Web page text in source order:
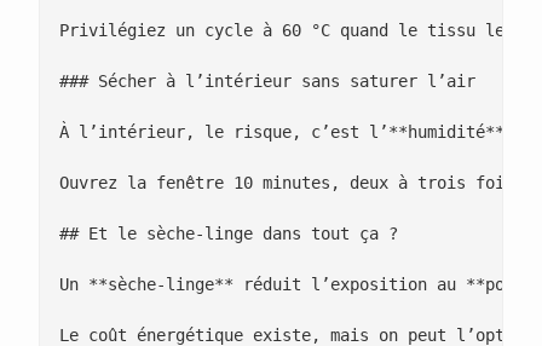
Privilégiez un cycle à 60 °C quand le tissu le
### Sécher à l’intérieur sans saturer l’air
À l’intérieur, le risque, c’est l’**humidité** et
Ouvrez la fenêtre 10 minutes, deux à trois fois
## Et le sèche-linge dans tout ça ?
Un **sèche-linge** réduit l’exposition au
Le coût énergétique existe, mais on peut